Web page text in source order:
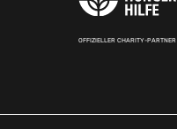
OFFIZIELLER CHARITY-PARTNER